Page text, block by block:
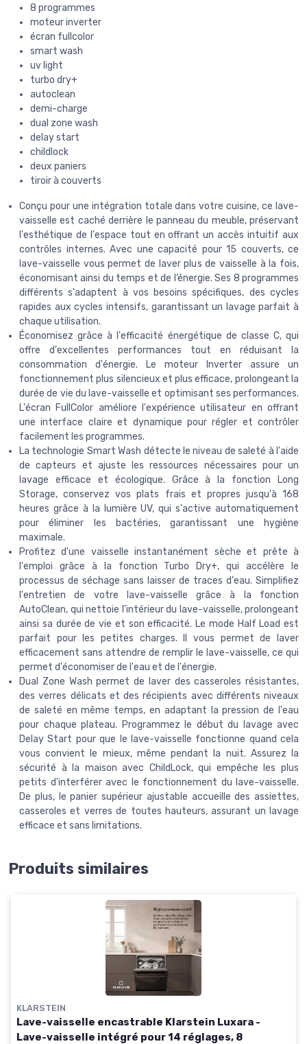
8 programmes
moteur inverter
écran fullcolor
smart wash
uv light
turbo dry+
autoclean
demi-charge
dual zone wash
delay start
childlock
deux paniers
tiroir à couverts
Conçu pour une intégration totale dans votre cuisine, ce lave-
vaisselle est caché derrière le panneau du meuble, préservant
l'esthétique de l'espace tout en offrant un accès intuitif aux
contrôles internes. Avec une capacité pour 15 couverts, ce
lave-vaisselle vous permet de laver plus de vaisselle à la fois,
économisant ainsi du temps et de l’énergie. Ses 8 programmes
différents s'adaptent à vos besoins spécifiques, des cycles
rapides aux cycles intensifs, garantissant un lavage parfait à
chaque utilisation.
Économisez grâce à l'efficacité énergétique de classe C, qui
offre d'excellentes performances tout en réduisant la
consommation d'énergie. Le moteur Inverter assure un
fonctionnement plus silencieux et plus efficace, prolongeant la
durée de vie du lave-vaisselle et optimisant ses performances.
L'écran FullColor améliore l'expérience utilisateur en offrant
une interface claire et dynamique pour régler et contrôler
facilement les programmes.
La technologie Smart Wash détecte le niveau de saleté à l'aide
de capteurs et ajuste les ressources nécessaires pour un
lavage efficace et écologique. Grâce à la fonction Long
Storage, conservez vos plats frais et propres jusqu'à 168
heures grâce à la lumière UV, qui s'active automatiquement
pour éliminer les bactéries, garantissant une hygiène
maximale.
Profitez d'une vaisselle instantanément sèche et prête à
l'emploi grâce à la fonction Turbo Dry+, qui accélère le
processus de séchage sans laisser de traces d'eau. Simplifiez
l'entretien de votre lave-vaisselle grâce à la fonction
AutoClean, qui nettoie l'intérieur du lave-vaisselle, prolongeant
ainsi sa durée de vie et son efficacité. Le mode Half Load est
parfait pour les petites charges. Il vous permet de laver
efficacement sans attendre de remplir le lave-vaisselle, ce qui
permet d'économiser de l'eau et de l'énergie.
Dual Zone Wash permet de laver des casseroles résistantes,
des verres délicats et des récipients avec différents niveaux
de saleté en même temps, en adaptant la pression de l'eau
pour chaque plateau. Programmez le début du lavage avec
Delay Start pour que le lave-vaisselle fonctionne quand cela
vous convient le mieux, même pendant la nuit. Assurez la
sécurité à la maison avec ChildLock, qui empêche les plus
petits d'interférer avec le fonctionnement du lave-vaisselle.
De plus, le panier supérieur ajustable accueille des assiettes,
casseroles et verres de toutes hauteurs, assurant un lavage
efficace et sans limitations.
Produits similaires
KLARSTEIN
Lave-vaisselle encastrable Klarstein Luxara -
Lave-vaisselle intégré pour 14 réglages, 8